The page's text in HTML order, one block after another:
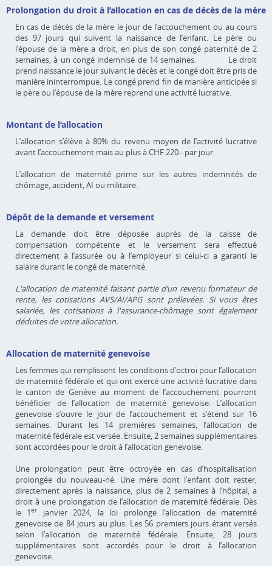
Prolongation du droit à l’allocation en cas de décès de la mère
En cas de décès de la mère le jour de l’accouchement ou au cours
des 97 jours qui suivent la naissance de l’enfant. Le père ou
l’épouse de la mère a droit, en plus de son congé paternité de 2
semaines, à un congé indemnisé de 14 semaines. Le droit
prend naissance le jour suivant le décès et le congé doit être pris de
manière ininterrompue. Le congé prend fin de manière anticipée si
le père ou l’épouse de la mère reprend une activité lucrative.
Montant de l’allocation
L’allocation s’élève à 80% du revenu moyen de l’activité lucrative
avant l’accouchement mais au plus à CHF 220.- par jour.
L’allocation de maternité prime sur les autres indemnités de
chômage, accident, AI ou militaire.
Dépôt de la demande et versement
La demande doit être déposée auprès de la caisse de
compensation compétente et le versement sera effectué
directement à l’assurée ou à l’employeur si celui-ci a garanti le
salaire durant le congé de maternité.
L'allocation de maternité faisant partie d’un revenu formateur de
rente, les cotisations AVS/AI/APG sont prélevées. Si vous êtes
salariée, les cotisations à l'assurance-chômage sont également
déduites de votre allocation.
Allocation de maternité genevoise
Les femmes qui remplissent les conditions d’octroi pour l’allocation
de maternité fédérale et qui ont exercé une activité lucrative dans
le canton de Genève au moment de l’accouchement pourront
bénéficier de l’allocation de maternité genevoise. L’allocation
genevoise s’ouvre le jour de l’accouchement et s’étend sur 16
semaines. Durant les 14 premières semaines, l’allocation de
maternité fédérale est versée. Ensuite, 2 semaines supplémentaires
sont accordées pour le droit à l’allocation genevoise.
Une prolongation peut être octroyée en cas d’hospitalisation
prolongée du nouveau-né. Une mère dont l’enfant doit rester,
directement après la naissance, plus de 2 semaines à l’hôpital, a
droit à une prolongation de l’allocation de maternité fédérale. Dès
le 1er
janvier 2024, la loi prolonge l’allocation de maternité
genevoise de 84 jours au plus. Les 56 premiers jours étant versés
selon l’allocation de maternité fédérale. Ensuite, 28 jours
supplémentaires sont accordés pour le droit à l’allocation
genevoise.